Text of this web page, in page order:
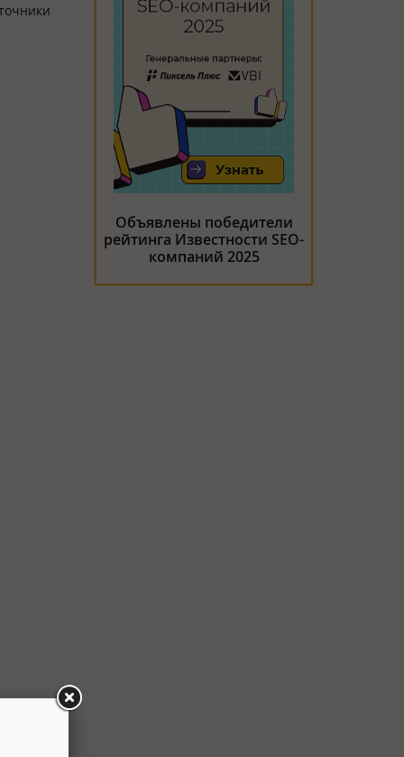
Объявлены победители
рейтинга Известности SEO-
компаний 2025